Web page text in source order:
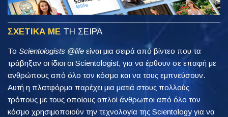
ΣΧΕΤΙΚΑ ΜΕ ΤΗ ΣΕΙΡΑ
Το Scientologists @life είναι μια σειρά από βίντεο που τα
τράβηξαν οι ίδιοι οι Scientologist, για να έρθουν σε επαφή με
ανθρώπους από όλο τον κόσμο και να τους εμπνεύσουν.
Αυτή η πλατφόρμα παρέχει μια ματιά στους πολλούς
τρόπους με τους οποίους απλοί άνθρωποι από όλο τον
κόσμο χρησιμοποιούν την τεχνολογία της Scientology για να